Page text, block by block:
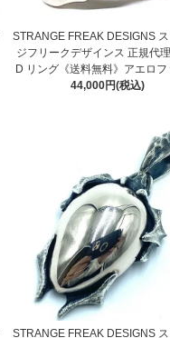
STRANGE FREAK DESIGNS
ジフリークデザインス 正規代
D リング《送料無料》アエロフ
44,000円(税込)
STRANGE FREAK DESIGNS